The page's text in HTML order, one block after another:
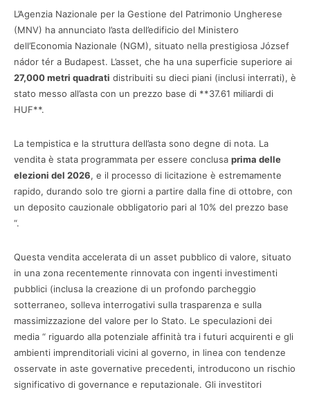
L’Agenzia Nazionale per la Gestione del Patrimonio Ungherese
(MNV) ha annunciato l’asta dell’edificio del Ministero
dell’Economia Nazionale (NGM), situato nella prestigiosa József
nádor tér a Budapest. L’asset, che ha una superficie superiore ai
27,000 metri quadrati distribuiti su dieci piani (inclusi interrati), è
stato messo all’asta con un prezzo base di **37.61 miliardi di
HUF**.
La tempistica e la struttura dell’asta sono degne di nota. La
vendita è stata programmata per essere conclusa prima delle
elezioni del 2026, e il processo di licitazione è estremamente
rapido, durando solo tre giorni a partire dalla fine di ottobre, con
un deposito cauzionale obbligatorio pari al 10% del prezzo base
“.
Questa vendita accelerata di un asset pubblico di valore, situato
in una zona recentemente rinnovata con ingenti investimenti
pubblici (inclusa la creazione di un profondo parcheggio
sotterraneo, solleva interrogativi sulla trasparenza e sulla
massimizzazione del valore per lo Stato. Le speculazioni dei
media “ riguardo alla potenziale affinità tra i futuri acquirenti e gli
ambienti imprenditoriali vicini al governo, in linea con tendenze
osservate in aste governative precedenti, introducono un rischio
significativo di governance e reputazionale. Gli investitori